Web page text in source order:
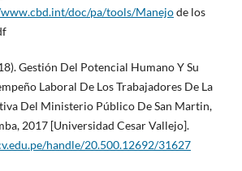
doc/pa/tools/Manejode los
Gestión Del Potencial Humano Y Su
Laboral De Los Trabajadores De La
Del Ministerio Público De San Martin,
2017 [Universidad Cesar Vallejo].
handle/20.500.12692/31627